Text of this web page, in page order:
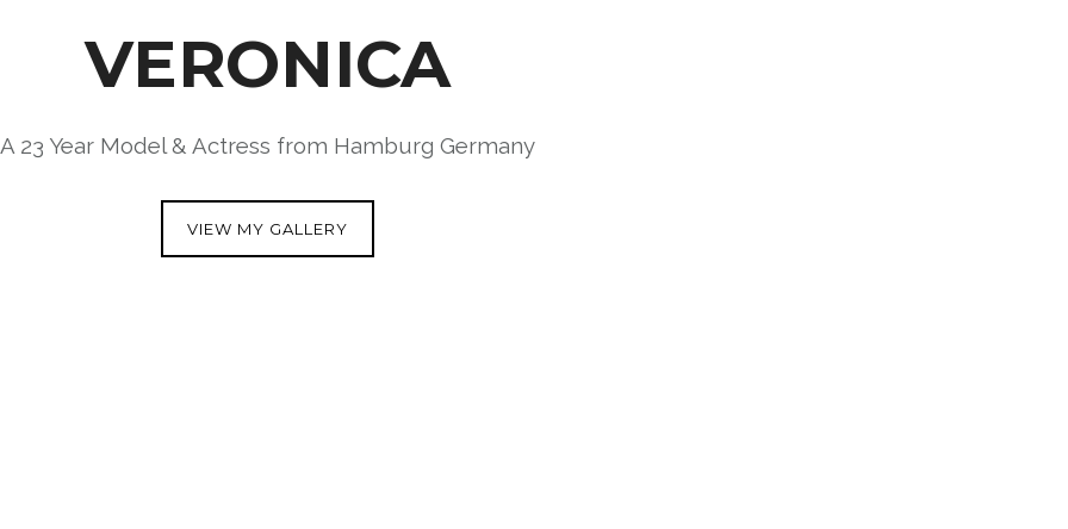
VERONICA
A 23 Year Model & Actress from Hamburg Germany
VIEW MY GALLERY